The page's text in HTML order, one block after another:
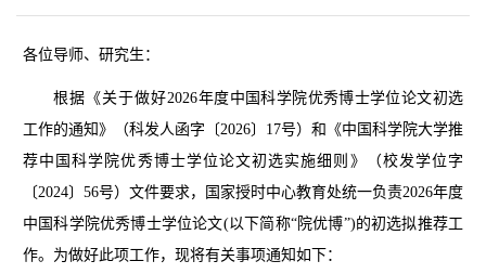
各位导师、研究生 ：
根据《关于做好2026年度中国科学院优秀博士学位论文初选
工作的通知》（科发人函字〔2026〕17号）和《中国科学院大学推
荐中国科学院优秀博士学位论文初选实施细则》（校发学位字
〔2024〕56号）文件要求，国家授时中心教育处统一负责2026年度
中国科学院优秀博士学位论文(以下简称“院优博”)的初选拟推荐工
作。为做好此项工作，现将有关事项通知如下：